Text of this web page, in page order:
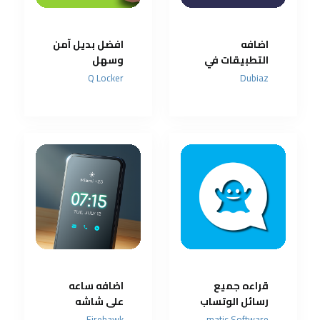
اضافه
التطبيقات في
اعلى الشاشه
Dubiaz
افضل بديل آمن
وسهل
الاستخدام
Q Locker
قراءه جميع
رسائل الوتساب
اضافه ساعه
على شاشه